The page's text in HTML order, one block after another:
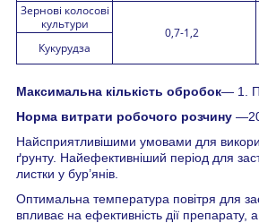
Зернові колосові
культури
0,7-1,2
Кукурудза
Максимальна кількість обробок— 1.
Норма витрати робочого розчину
Найсприятливішими умовами для
ґрунту. Найефективніший період для
листки у бур’янів.
Оптимальна температура повітря для
впливає на ефективність дії препарату,